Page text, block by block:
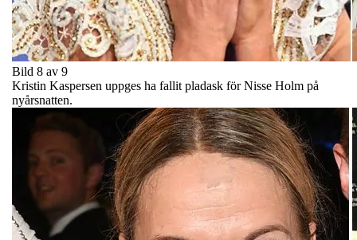
Bild 8 av 9
Kristin Kaspersen uppges ha fallit pladask för Nisse Holm på
nyårsnatten.